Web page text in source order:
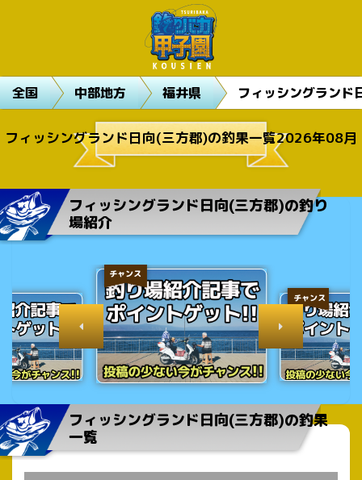
全国 中部地方 福井県 フィッシングランド
フィッシングランド日向(三方郡)の釣果一覧2026年08月
フィッシングランド日向(三方郡)の釣り
場紹介
チャンス
チャンス
フィッシングランド日向(三方郡)の釣果
一覧